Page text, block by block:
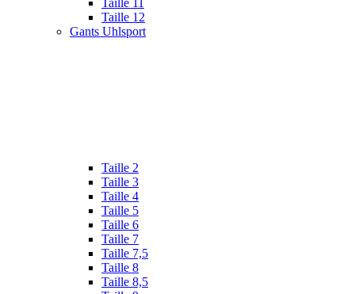
Taille 11
Taille 12
Gants Uhlsport
Taille 2
Taille 3
Taille 4
Taille 5
Taille 6
Taille 7
Taille 7,5
Taille 8
Taille 8,5